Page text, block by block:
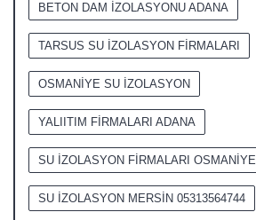
BETON DAM İZOLASYONU ADANA
TARSUS SU İZOLASYON FİRMALARI
OSMANİYE SU İZOLASYON
YALIITIM FİRMALARI ADANA
SU İZOLASYON FİRMALARI OSMANİYE
SU İZOLASYON MERSİN 05313564744